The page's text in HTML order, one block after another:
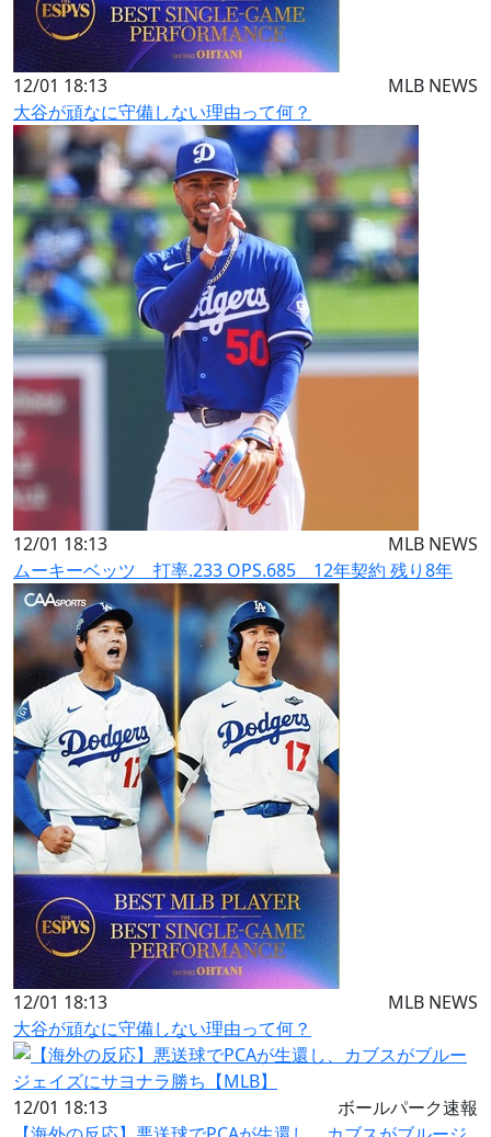
12/01 18:13
MLB NEWS
大谷が頑なに守備しない理由って何？
12/01 18:13
MLB NEWS
ムーキーベッツ 打率.233 OPS.685 12年契約 残り8年
12/01 18:13
MLB NEWS
大谷が頑なに守備しない理由って何？
12/01 18:13
ボールパーク速報